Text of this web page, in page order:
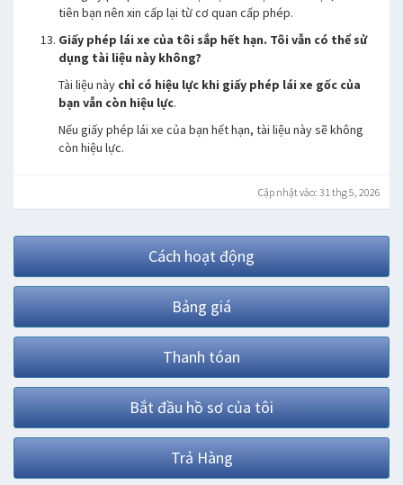
tiên bạn nên xin cấp lại từ cơ quan cấp phép.
Giấy phép lái xe của tôi sắp hết hạn. Tôi vẫn có thể sử
dụng tài liệu này không?
Tài liệu này chỉ có hiệu lực khi giấy phép lái xe gốc của
bạn vẫn còn hiệu lực.
Nếu giấy phép lái xe của bạn hết hạn, tài liệu này sẽ không
còn hiệu lực.
Cập nhật vào: 31 thg 5, 2026
Cách hoạt động
Bảng giá
Thanh tóan
Bắt đầu hồ sơ của tôi
Trả Hàng